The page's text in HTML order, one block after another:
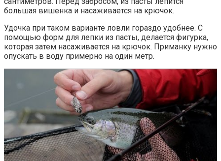
большая вишенка и насаживается на крючок.
Удочка при таком варианте ловли гораздо удобнее. С
помощью форм для лепки из пасты, делается фигурка,
которая затем насаживается на крючок. Приманку нужно
опускать в воду примерно на один метр.